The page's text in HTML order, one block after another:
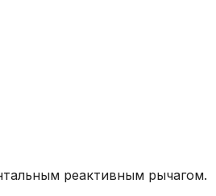
реактивным рычагом.